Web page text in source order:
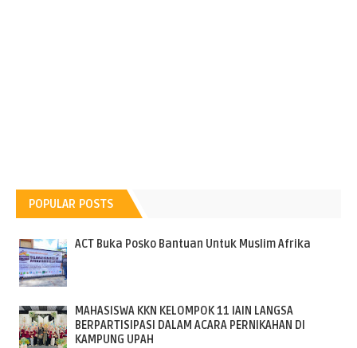
POPULAR POSTS
ACT Buka Posko Bantuan Untuk Muslim Afrika
MAHASISWA KKN KELOMPOK 11 IAIN LANGSA
BERPARTISIPASI DALAM ACARA PERNIKAHAN DI
KAMPUNG UPAH